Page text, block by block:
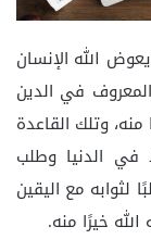
الله الإنسان
في الدين
وتلك القاعدة
في الدنيا وطلب
لثوابه مع اليقين
خيرًا منه.